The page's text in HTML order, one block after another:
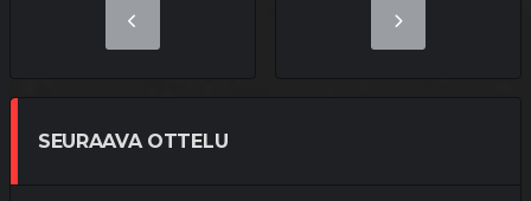
SEURAAVA OTTELU